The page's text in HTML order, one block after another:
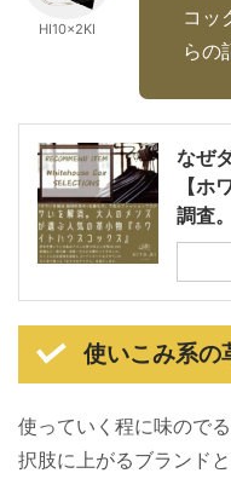
HI10×2KI
コッ
らの
なぜ
【ホ
調査
使いこみ系の
使っていく程に味ので
択肢に上がるブランド